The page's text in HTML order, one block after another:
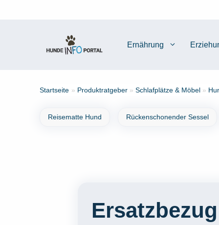
Ernährung
Startseite » Produktratgeber » Schlafplätze & Möbel »
Reisematte Hund Rückenschonender Sessel